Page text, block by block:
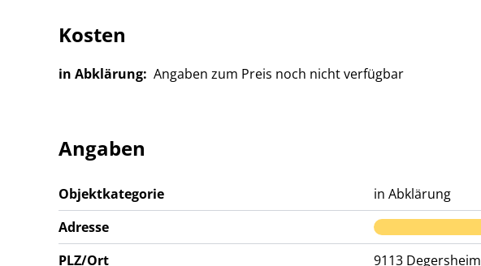
Kosten
in Abklärung: Angaben zum Preis noch nicht verfügbar
Angaben
Objektkategorie
in Abklärung
Adresse
PLZ/Ort
9113 Degersheim